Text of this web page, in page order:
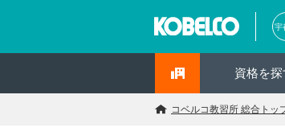
宇
資格を探
コベルコ教習所 総合トッ